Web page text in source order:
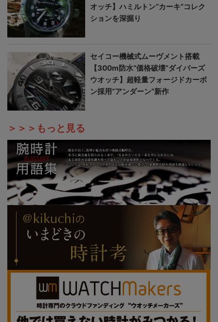
オッチ】ハミルトン“カーキ”コレク
ションを深掘り
セイコー機械式ムーヴメント搭載
【300m防水“価格破壊”ダイバーズ
ウオッチ】超軽量フォージドカーボ
ン採用“アンダーン”新作
＞＞＞もっと見る